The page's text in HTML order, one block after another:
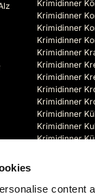
content
Krimidinner
Krimidinner
Krimidinner
Krimidinner
Krimidinner
Krimidinner
Krimidinner
Krimidinner
Krimidinner
Krimidinner
Krimidinner
Krimidinner
Krimidinner